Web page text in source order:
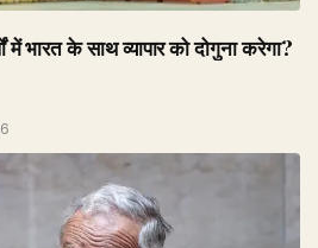
में भारत के साथ व्यापार को दोगुना करेगा?